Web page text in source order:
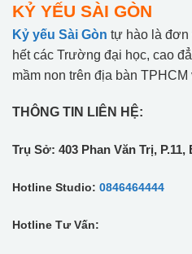
KỶ YẾU SÀI GÒN
Kỷ yếu Sài Gòn tự hào là đơn
hết các Trường đại học, cao
mầm non trên địa bàn
THÔNG TIN LIÊN HỆ:
Trụ Sở: 403 Phan Văn Trị,
Hotline Studio: 0846464444
Hotline Tư Vấn: